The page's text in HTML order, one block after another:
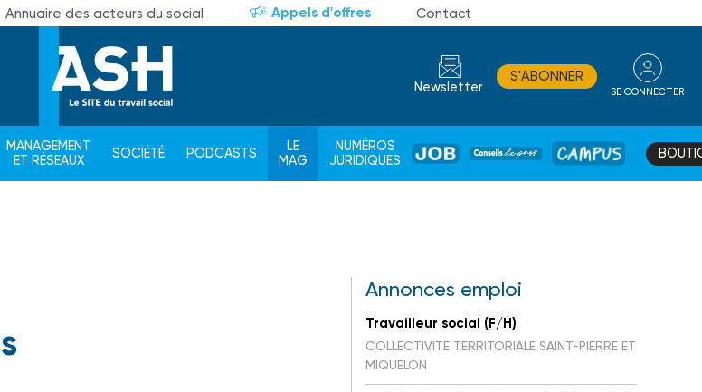
Annuaire des acteurs du social Appels d'offres Contact
Newsletter
S'ABONNER
SE CONNECTER
MANAGEMENT
ET RÉSEAUX
SOCIÉTÉ PODCASTS
LE
MAG
NUMÉROS
JURIDIQUES
JOB
DE
CAMPUS
Annonces emploi
Travailleur social (F/H)
COLLECTIVITE TERRITORIALE SAINT-PIERRE ET
MIQUELON